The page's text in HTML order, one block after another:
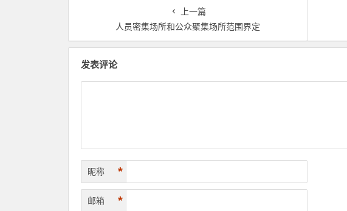
上一篇
人员密集场所和公众聚集场所范围界定
发表评论
昵称 *
邮箱 *